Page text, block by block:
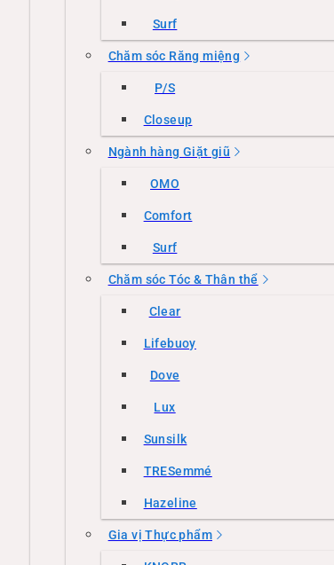
Surf
Chăm sóc Răng miệng
P/S
Closeup
Ngành hàng Giặt giũ
OMO
Comfort
Surf
Chăm sóc Tóc & Thân thể
Clear
Lifebuoy
Dove
Lux
Sunsilk
TRESemmé
Hazeline
Gia vị Thực phẩm